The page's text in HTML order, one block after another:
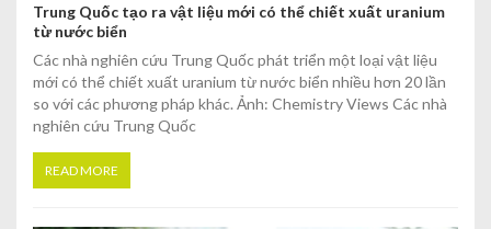
Trung Quốc tạo ra vật liệu mới có thể chiết xuất uranium
từ nước biển
Các nhà nghiên cứu Trung Quốc phát triển một loại vật liệu
mới có thể chiết xuất uranium từ nước biển nhiều hơn 20 lần
so với các phương pháp khác. Ảnh: Chemistry Views Các nhà
nghiên cứu Trung Quốc
READ MORE